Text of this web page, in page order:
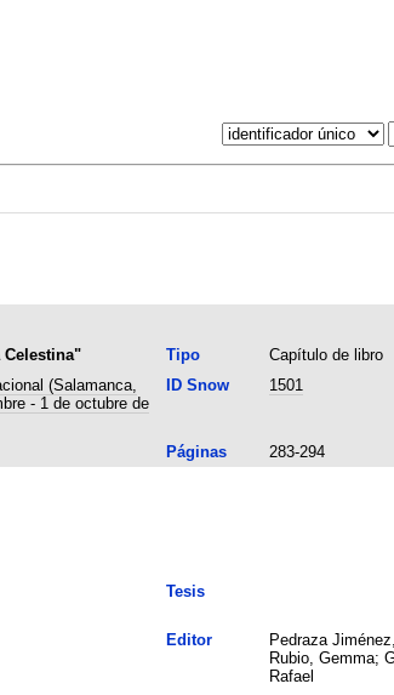
Tipo
Capítulo de libro
(Salamanca,
- 1 de octubre de
ID Snow 1501
Páginas
283-294
Tesis
Editor
Pedraza
Rubio, Gemma;
Rafael